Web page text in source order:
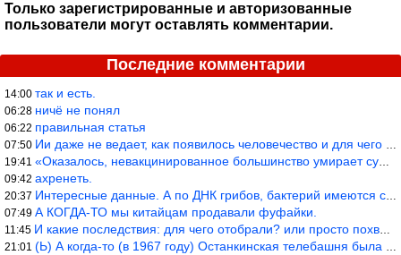
Только зарегистрированные и авторизованные
пользователи могут оставлять комментарии.
Последние комментарии
14:00 так и есть.
06:28 ничё не понял
06:22 правильная статья
07:50 Ии даже не ведает, как появилось человечество и для чего оно сущ
19:41 «Оказалось, невакцинированное большинство умирает существенно ча
09:42 ахренеть.
20:37 Интересные данные. А по ДНК грибов, бактерий имеются сведения из
07:49 А КОГДА-ТО мы китайцам продавали фуфайки.
11:45 И какие последствия: для чего отобрали? или просто похвастались.
21:01 (Ь) А когда-то (в 1967 году) Останкинская телебашня была самым в